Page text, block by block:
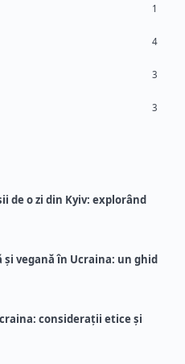
1
4
3
3
de o zi din Kyiv: explorând
vegană în Ucraina: un ghid
considerații etice și